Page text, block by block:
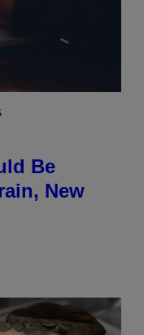
Be
New